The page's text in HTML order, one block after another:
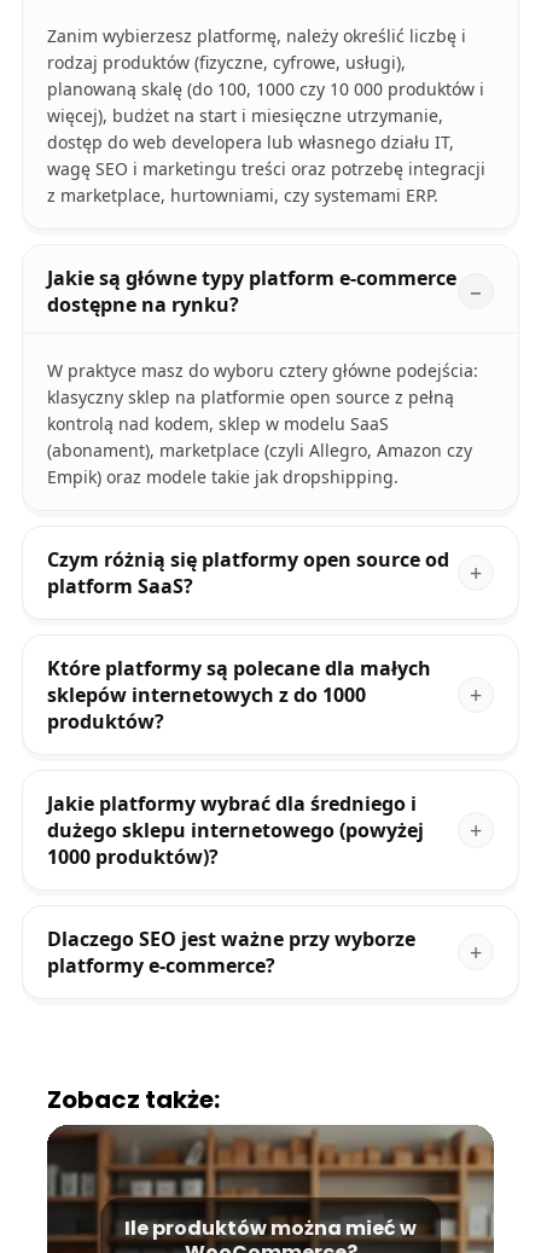
Zanim wybierzesz platformę, należy określić liczbę i
rodzaj produktów (fizyczne, cyfrowe, usługi),
planowaną skalę (do 100, 1000 czy 10 000 produktów i
więcej), budżet na start i miesięczne utrzymanie,
dostęp do web developera lub własnego działu IT,
wagę SEO i marketingu treści oraz potrzebę integracji
z marketplace, hurtowniami, czy systemami ERP.
Jakie są główne typy platform e-commerce
dostępne na rynku?
W praktyce masz do wyboru cztery główne podejścia:
klasyczny sklep na platformie open source z pełną
kontrolą nad kodem, sklep w modelu SaaS
(abonament), marketplace (czyli Allegro, Amazon czy
Empik) oraz modele takie jak dropshipping.
Czym różnią się platformy open source od
platform SaaS?
Które platformy są polecane dla małych
sklepów internetowych z do 1000
produktów?
Jakie platformy wybrać dla średniego i
dużego sklepu internetowego (powyżej
1000 produktów)?
Dlaczego SEO jest ważne przy wyborze
platformy e-commerce?
Zobacz także:
Ile produktów można mieć w